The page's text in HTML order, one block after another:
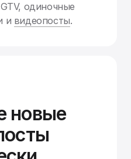
одиночные
и видеопосты.
новые